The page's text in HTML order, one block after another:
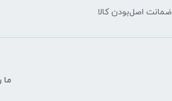
ضمانت اصل‌بودن کالا
ما